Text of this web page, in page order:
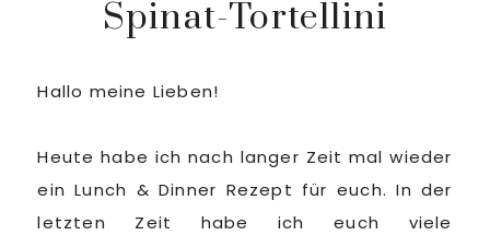
Spinat-Tortellini
Hallo meine Lieben!
Heute habe ich nach langer Zeit mal wieder
ein Lunch & Dinner Rezept für euch. In der
letzten Zeit habe ich euch viele